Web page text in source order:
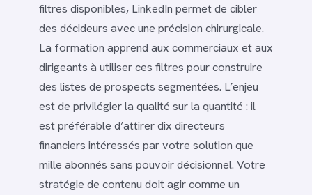
filtres disponibles, LinkedIn permet de cibler
des décideurs avec une précision chirurgicale.
La formation apprend aux commerciaux et aux
dirigeants à utiliser ces filtres pour construire
des listes de prospects segmentées. L’enjeu
est de privilégier la qualité sur la quantité : il
est préférable d’attirer dix directeurs
financiers intéressés par votre solution que
mille abonnés sans pouvoir décisionnel. Votre
stratégie de contenu doit agir comme un